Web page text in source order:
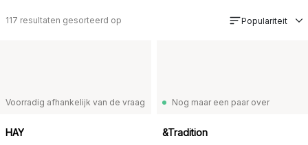
117 resultaten gesorteerd op Populariteit
Voorradig afhankelijk van de vraag
HAY
Nog maar een paar over
&Tradition